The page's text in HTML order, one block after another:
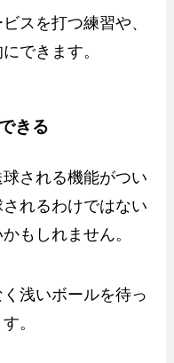
スを打つ練習や、
できます。
きる
される機能がつい
れるわけではない
もしれません。
浅いボールを待っ
。